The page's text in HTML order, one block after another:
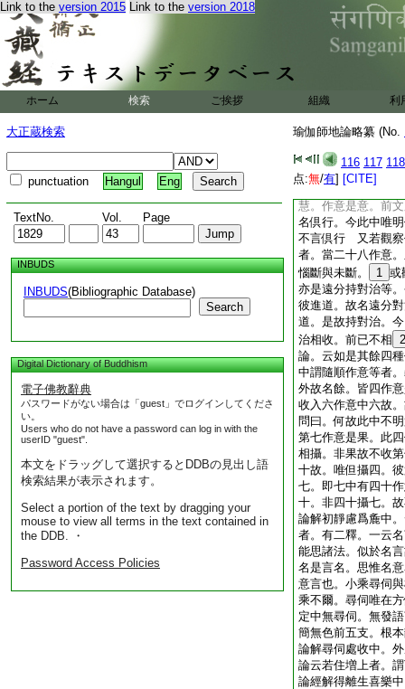
Link to the version 2015 Link to the version 2018
ホーム 検索 ご挨拶 組織 利
大正蔵検索
punctuation Hangul Eng
TextNo. Vol. Page
INBUDS
INBUDS(Bibliographic Database)
Search
Digital Dictionary of Buddhism
電子佛教辭典
パスワードがない場合は「guest」でログインしてくださ
い。
Users who do not have a password can log in with the
userID "guest".
本文をドラッグして選択するとDDBの見出し語
検索結果が表示されます。
Select a portion of the text by dragging your
mouse to view all terms in the text contained in
the DDB. ・
Password Access Policies
瑜伽師地論略纂 (No.
116 117 118
点:無/有] [CITE]
故 又若遠離作意
意斷對治倶行。對
意者。謂由此故正
故對治作意收 又
淨作意者。謂修六
意。斷中品惑故。
別樂。觀清淨涅槃
不共遠離等一處明
淨作意故。此二同
對治。義曰。影顯
是對治 若爾何故
慧。作意是意。前
名倶行。今此中唯
不言倶行 又若觀察
者。當二十八作意
惱斷與未斷。
1 或
亦是遠分持對治等
彼進道。故名遠分
道。是故持對治。
治相收。前已不相 2
論。云如是其餘四
中謂隨順作意等者
外故名餘。皆四作
收入六作意中六故
問曰。何故此中不
第七作意是果。此
相攝。非果故不收
十故。唯但攝四。
七。即七中有四十
十。非四十攝七。
論解初靜慮爲麁中
者。有二釋。一云
能思諸法。似於名
名是言名。思惟名
意言也。小乘尋伺
乘不爾。尋伺唯在
定中無尋伺。無發
簡無色前五支。根
論解尋伺處收中。
論云若住増上者。
論經解得離生喜樂